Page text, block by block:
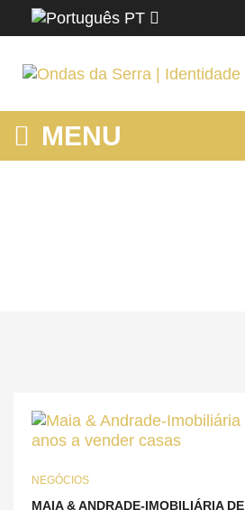
PT
MENU
NEGÓCIOS
MAIA & ANDRADE-IMOBILIÁRIA